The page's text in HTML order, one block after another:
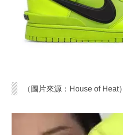
（圖片來源：House of Heat）